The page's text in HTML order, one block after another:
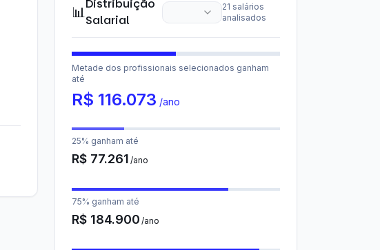
📊
Distribuição
Salarial
21 salários
analisados
Metade dos profissionais selecionados ganham
até
R$ 116.073 /ano
25% ganham até
R$ 77.261 /ano
75% ganham até
R$ 184.900 /ano